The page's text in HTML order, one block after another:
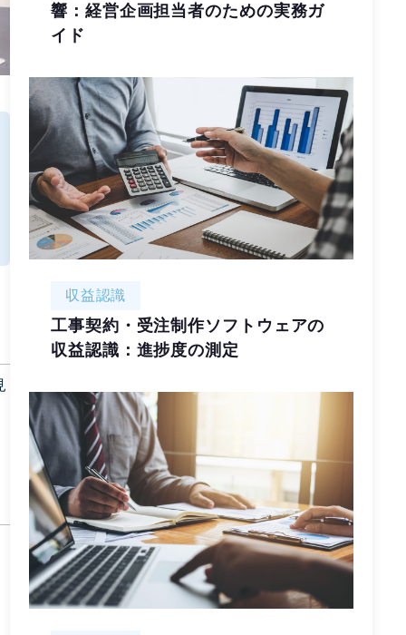
響：経営企画担当者のための実務ガ
イド
収益認識
工事契約・受注制作ソフトウェアの
収益認識：進捗度の測定